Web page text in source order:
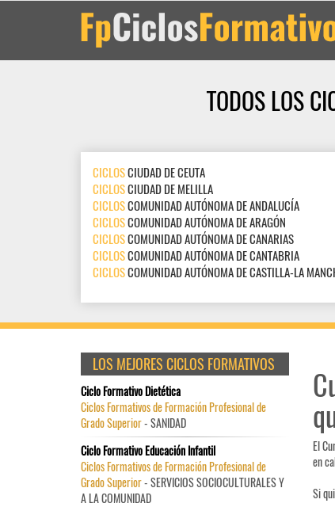
TODOS LOS
CICLOSCIUDAD DE CEUTA
CICLOSCIUDAD DE MELILLA
CICLOSCOMUNIDAD AUTÓNOMA DE ANDALUCÍA
CICLOSCOMUNIDAD AUTÓNOMA DE ARAGÓN
CICLOSCOMUNIDAD AUTÓNOMA DE CANARIAS
CICLOSCOMUNIDAD AUTÓNOMA DE CANTABRIA
CICLOSCOMUNIDAD AUTÓNOMA DE CASTILLA-LA
El
en
Si
LOS MEJORES CICLOS FORMATIVOS
Ciclo Formativo Dietética
Ciclos Formativos de Formación Profesional de
Grado Superior- SANIDAD
Ciclo Formativo Educación Infantil
Ciclos Formativos de Formación Profesional de
Grado Superior- SERVICIOS SOCIOCULTURALES Y
A LA COMUNIDAD